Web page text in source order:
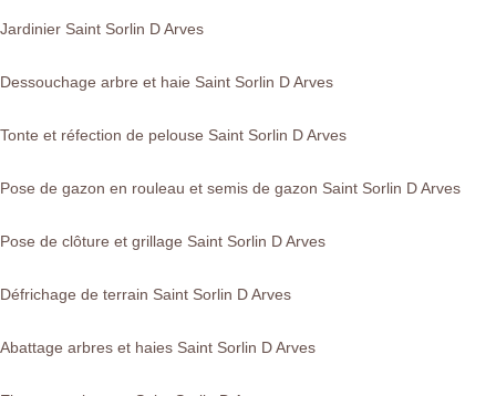
Jardinier Saint Sorlin D Arves
Dessouchage arbre et haie Saint Sorlin D Arves
Tonte et réfection de pelouse Saint Sorlin D Arves
Pose de gazon en rouleau et semis de gazon Saint Sorlin D Arves
Pose de clôture et grillage Saint Sorlin D Arves
Défrichage de terrain Saint Sorlin D Arves
Abattage arbres et haies Saint Sorlin D Arves